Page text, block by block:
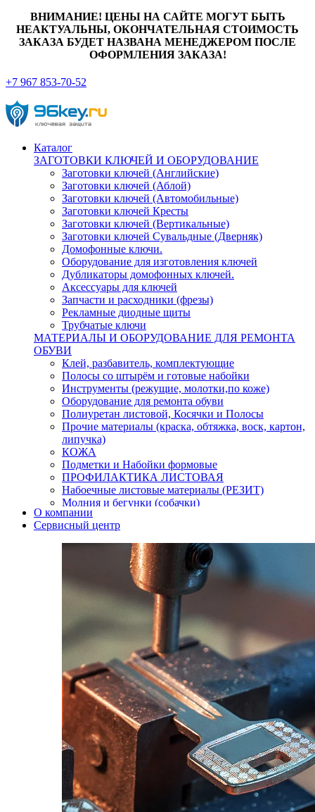
ВНИМАНИЕ! ЦЕНЫ НА САЙТЕ МОГУТ БЫТЬ
НЕАКТУАЛЬНЫ, ОКОНЧАТЕЛЬНАЯ СТОИМОСТЬ
ЗАКАЗА БУДЕТ НАЗВАНА МЕНЕДЖЕРОМ ПОСЛЕ
ОФОРМЛЕНИЯ ЗАКАЗА!
+7 967 853-70-52
Каталог
ЗАГОТОВКИ КЛЮЧЕЙ И ОБОРУДОВАНИЕ
Заготовки ключей (Английские)
Заготовки ключей (Аблой)
Заготовки ключей (Автомобильные)
Заготовки ключей Кресты
Заготовки ключей (Вертикальные)
Заготовки ключей Сувальдные (Дверняк)
Домофонные ключи.
Оборудование для изготовления ключей
Дубликаторы домофонных ключей.
Аксессуары для ключей
Запчасти и расходники (фрезы)
Рекламные диодные щиты
Трубчатые ключи
МАТЕРИАЛЫ И ОБОРУДОВАНИЕ ДЛЯ РЕМОНТА
ОБУВИ
Клей, разбавитель, комплектующие
Полосы со штырём и готовые набойки
Инструменты (режущие, молотки,по коже)
Оборудование для ремонта обуви
Полиуретан листовой, Косячки и Полосы
Прочие материалы (краска, обтяжка, воск, картон,
липучка)
КОЖА
Подметки и Набойки формовые
ПРОФИЛАКТИКА ЛИСТОВАЯ
Набоечные листовые материалы (РЕЗИТ)
Молния и бегунки (собачки)
Нитки,иглы-шило,крючки.
Уход и косметика для обуви
Кнопки (магнитые,кобурные)
Пряжки для ремня
О компании
Сервисный центр